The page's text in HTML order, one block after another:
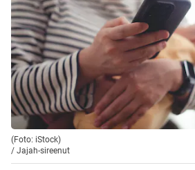
(Foto: iStock)
/ Jajah-sireenut